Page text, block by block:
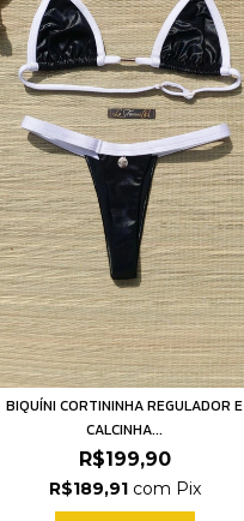
BIQUÍNI CORTININHA REGULADOR E
CALCINHA...
R$199,90
R$189,91 com Pix